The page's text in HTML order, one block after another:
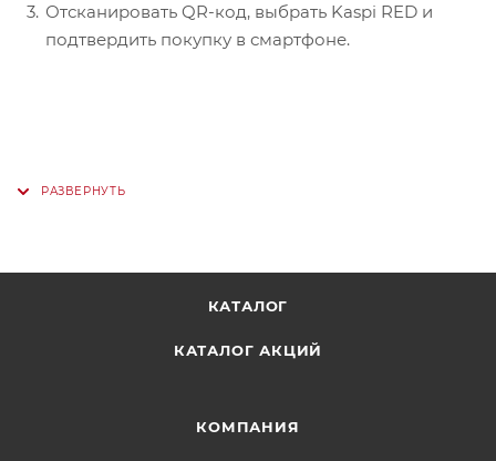
Отсканировать QR-код, выбрать Kaspi RED и
подтвердить покупку в смартфоне.
КАТАЛОГ
КАТАЛОГ АКЦИЙ
КОМПАНИЯ